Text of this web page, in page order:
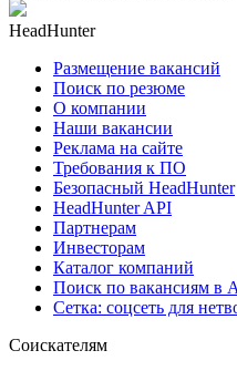
HeadHunter
Размещение вакансий
Поиск по резюме
О компании
Наши вакансии
Реклама на сайте
Требования к ПО
Безопасный HeadHunter
HeadHunter API
Партнерам
Инвесторам
Каталог компаний
Поиск по вакансиям в
Сетка: соцсеть для
Соискателям